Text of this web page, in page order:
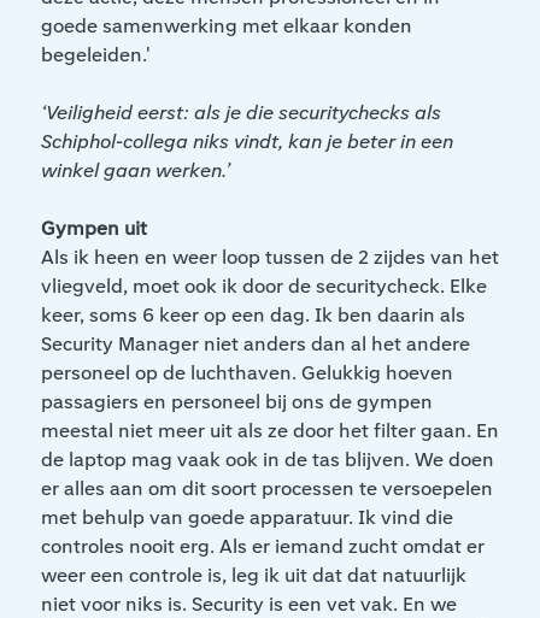
goede samenwerking met elkaar konden
begeleiden.'
‘Veiligheid eerst: als je die securitychecks als
Schiphol-collega niks vindt, kan je beter in een
winkel gaan werken.’
Gympen uit
Als ik heen en weer loop tussen de 2 zijdes van het
vliegveld, moet ook ik door de securitycheck. Elke
keer, soms 6 keer op een dag. Ik ben daarin als
Security Manager niet anders dan al het andere
personeel op de luchthaven. Gelukkig hoeven
passagiers en personeel bij ons de gympen
meestal niet meer uit als ze door het filter gaan. En
de laptop mag vaak ook in de tas blijven. We doen
er alles aan om dit soort processen te versoepelen
met behulp van goede apparatuur. Ik vind die
controles nooit erg. Als er iemand zucht omdat er
weer een controle is, leg ik uit dat dat natuurlijk
niet voor niks is. Security is een vet vak. En we